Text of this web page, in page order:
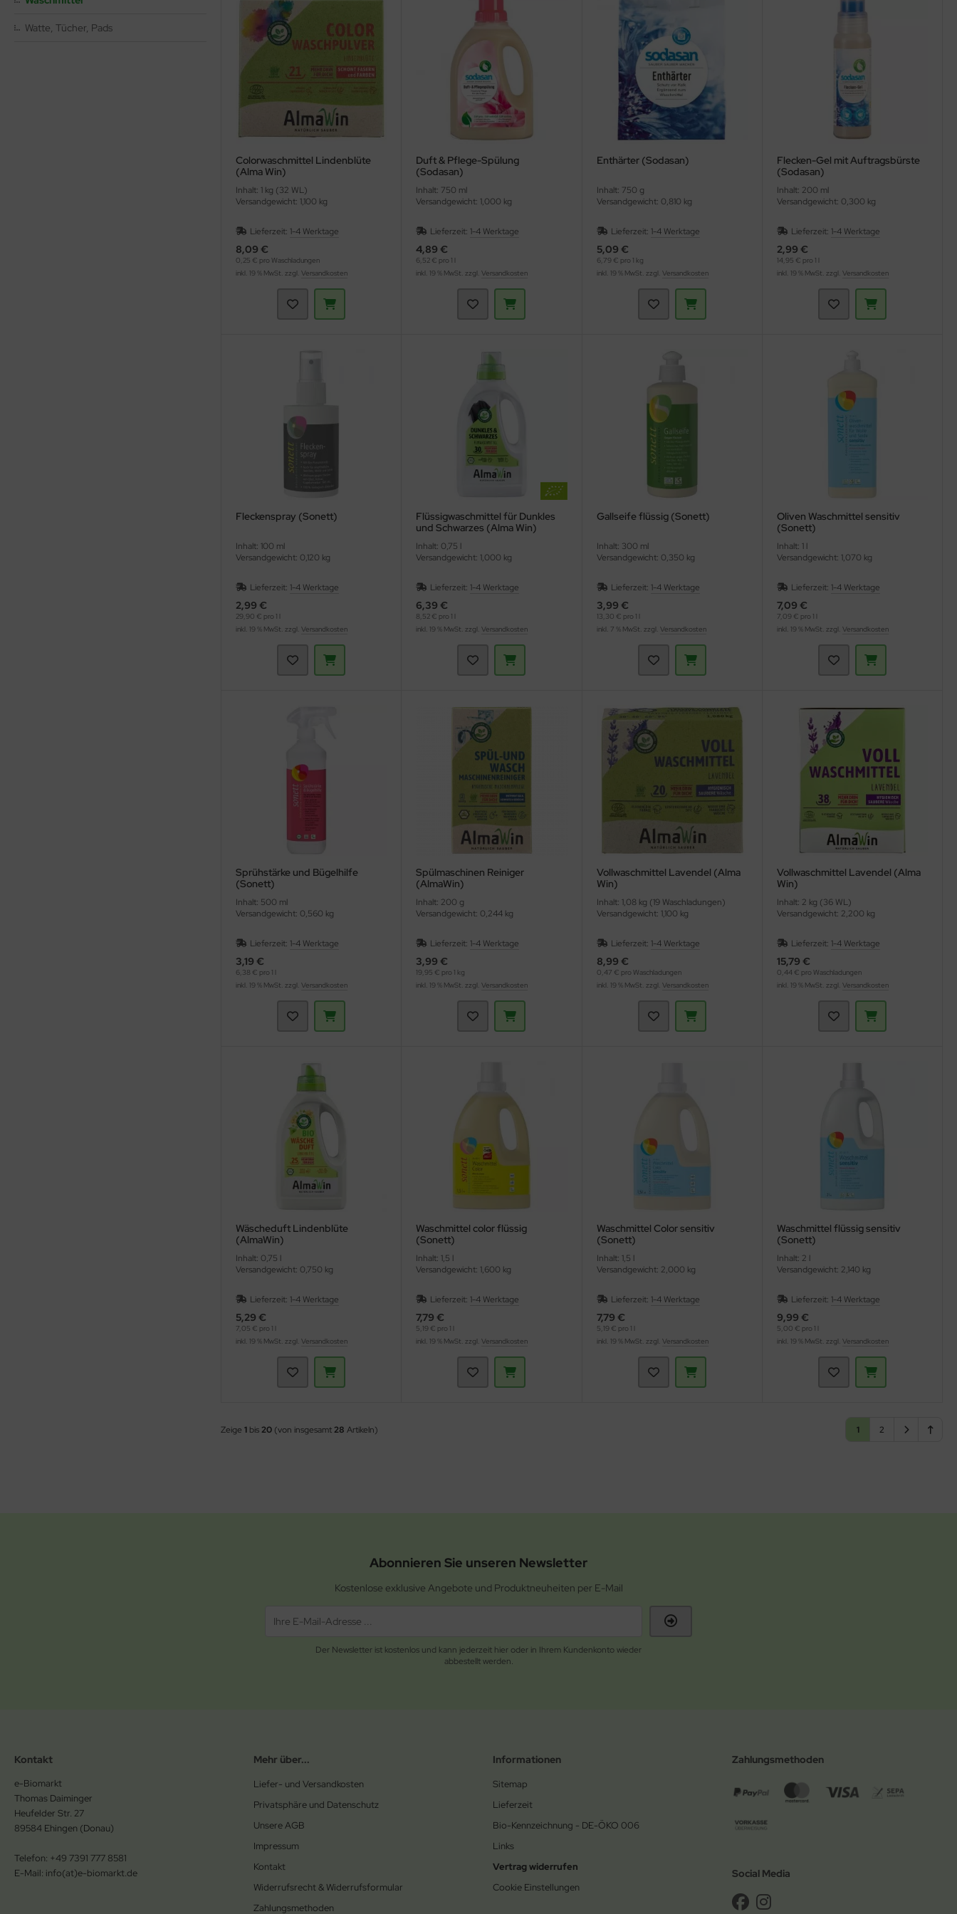
Watte, Tücher, Pads
Colorwaschmittel Lindenblüte
(Alma Win)
Inhalt: 1 kg (32 WL)
Versandgewicht: 1,100 kg
Lieferzeit: 1-4 Werktage
8,09 €
0,25 € pro Waschladungen
inkl. 19 % MwSt. zzgl. Versandkosten
Duft & Pflege-Spülung
(Sodasan)
Inhalt: 750 ml
Versandgewicht: 1,000 kg
Lieferzeit:1-4 Werktage
4,89 €
6,52 € pro 1 l
inkl. 19 % MwSt. zzgl.Versandkosten
Enthärter (Sodasan)
Inhalt: 750 g
Versandgewicht: 0,810 kg
Lieferzeit: 1-4 Werktage
5,09 €
6,79 € pro 1 kg
inkl. 19 % MwSt. zzgl. Versandkosten
Flecken-Gel mit Auftragsbürste
(Sodasan)
Inhalt: 200 ml
Versandgewicht: 0,300 kg
Lieferzeit: 1-4 Werktage
2,99 €
14,95 € pro 1 l
inkl. 19 % MwSt. zzgl. Versandkosten
Fleckenspray (Sonett)
Inhalt: 100 ml
Versandgewicht: 0,120 kg
Lieferzeit: 1-4 Werktage
2,99 €
29,90 € pro 1 l
inkl. 19 % MwSt. zzgl. Versandkosten
Flüssigwaschmittel für Dunkles
und Schwarzes (Alma Win)
Inhalt: 0,75 l
Versandgewicht: 1,000 kg
Lieferzeit:1-4 Werktage
6,39 €
8,52 € pro 1 l
inkl. 19 % MwSt. zzgl.Versandkosten
Gallseife flüssig (Sonett)
Inhalt: 300 ml
Versandgewicht: 0,350 kg
Lieferzeit: 1-4 Werktage
3,99 €
13,30 € pro 1 l
inkl. 7 % MwSt. zzgl. Versandkosten
Oliven Waschmittel sensitiv
(Sonett)
Inhalt: 1 l
Versandgewicht: 1,070 kg
Lieferzeit: 1-4 Werktage
7,09 €
7,09 € pro 1 l
inkl. 19 % MwSt. zzgl. Versandkosten
Sprühstärke und Bügelhilfe
(Sonett)
Inhalt: 500 ml
Versandgewicht: 0,560 kg
Lieferzeit: 1-4 Werktage
3,19 €
6,38 € pro 1 l
inkl. 19 % MwSt. zzgl. Versandkosten
Spülmaschinen Reiniger
(AlmaWin)
Inhalt: 200 g
Versandgewicht: 0,244 kg
Lieferzeit:1-4 Werktage
3,99 €
19,95 € pro 1 kg
inkl. 19 % MwSt. zzgl.Versandkosten
Vollwaschmittel Lavendel (Alma
Win)
Inhalt: 1,08 kg (19 Waschladungen)
Versandgewicht: 1,100 kg
Lieferzeit: 1-4 Werktage
8,99 €
0,47 € pro Waschladungen
inkl. 19 % MwSt. zzgl. Versandkosten
Vollwaschmittel Lavendel (Alma
Win)
Inhalt: 2 kg (36 WL)
Versandgewicht: 2,200 kg
Lieferzeit: 1-4 Werktage
15,79 €
0,44 € pro Waschladungen
inkl. 19 % MwSt. zzgl. Versandkosten
Wäscheduft Lindenblüte
(AlmaWin)
Inhalt: 0,75 l
Versandgewicht: 0,750 kg
Lieferzeit: 1-4 Werktage
5,29 €
7,05 € pro 1 l
inkl. 19 % MwSt. zzgl. Versandkosten
Waschmittel color flüssig
(Sonett)
Inhalt: 1,5 l
Versandgewicht: 1,600 kg
Lieferzeit:1-4 Werktage
7,79 €
5,19 € pro 1 l
inkl. 19 % MwSt. zzgl.Versandkosten
Waschmittel Color sensitiv
(Sonett)
Inhalt: 1,5 l
Versandgewicht: 2,000 kg
Lieferzeit: 1-4 Werktage
7,79 €
5,19 € pro 1 l
inkl. 19 % MwSt. zzgl. Versandkosten
Waschmittel flüssig sensitiv
(Sonett)
Inhalt: 2 l
Versandgewicht: 2,140 kg
Lieferzeit: 1-4 Werktage
9,99 €
5,00 € pro 1 l
inkl. 19 % MwSt. zzgl. Versandkosten
Zeige 1 bis20 (von insgesamt28 Artikeln) 1 2
Abonnieren Sie unseren Newsletter
Kostenlose exklusive Angebote und Produktneuheiten per E-Mail
Der Newsletter ist kostenlos und kann jederzeit hier oder in Ihrem Kundenkonto wieder
abbestellt werden.
Kontakt
e-Biomarkt
Thomas Daiminger
Heufelder Str. 27
89584 Ehingen (Donau)
Telefon: +49 7391 777 8581
E-Mail: info(at)e-biomarkt.de
Mehr über...
Liefer- und Versandkosten
Privatsphäre und Datenschutz
Unsere AGB
Impressum
Kontakt
Widerrufsrecht & Widerrufsformular
Zahlungsmethoden
Informationen
Sitemap
Lieferzeit
Bio-Kennzeichnung - DE-ÖKO 006
Links
Vertrag widerrufen
Cookie Einstellungen
Zahlungsmethoden
Social Media
und Sossen